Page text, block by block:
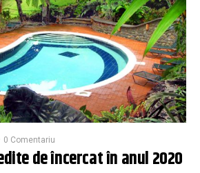
0 Comentariu
de încercat în anul 2020